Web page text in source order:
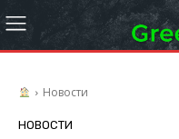
Новости
НОВОСТИ